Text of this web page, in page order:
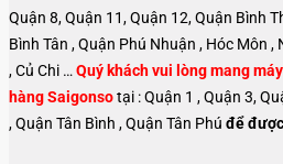
Quận 8, Quận 11, Quận 12, Quận Bình
Bình Tân , Quận Phú Nhuận , Hóc Môn ,
, Củ Chi … Quý khách vui lòng mang
hàng Saigonsotại : Quận 1 , Quận 3,
, Quận Tân Bình , Quận Tân Phú để